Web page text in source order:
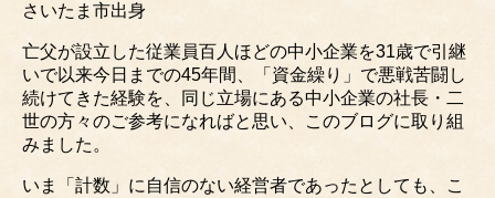
さいたま市出身
亡父が設立した従業員百人ほどの中小企業を31歳で引継
いで以来今日までの45年間、「資金繰り」で悪戦苦闘し
続けてきた経験を、同じ立場にある中小企業の社長・二
世の方々のご参考になればと思い、このブログに取り組
みました。
いま「計数」に自信のない経営者であったとしても、こ